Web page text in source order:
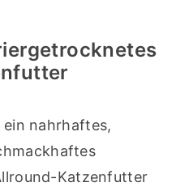
ein nahrhaftes,
Katzenfutter